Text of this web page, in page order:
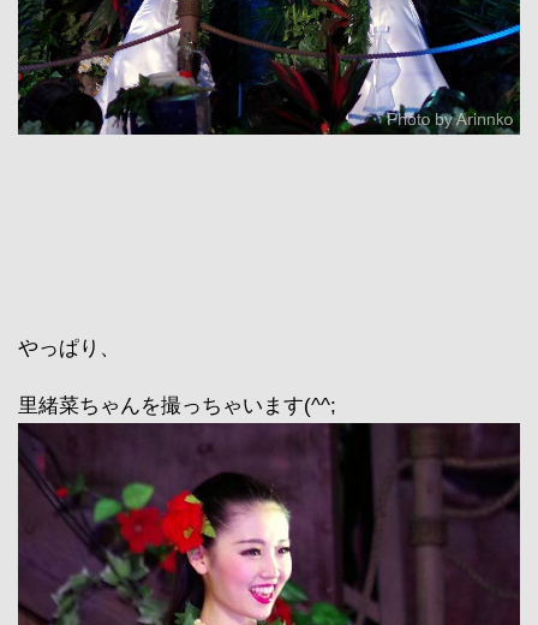
やっぱり、
里緒菜ちゃんを撮っちゃいます(^^;